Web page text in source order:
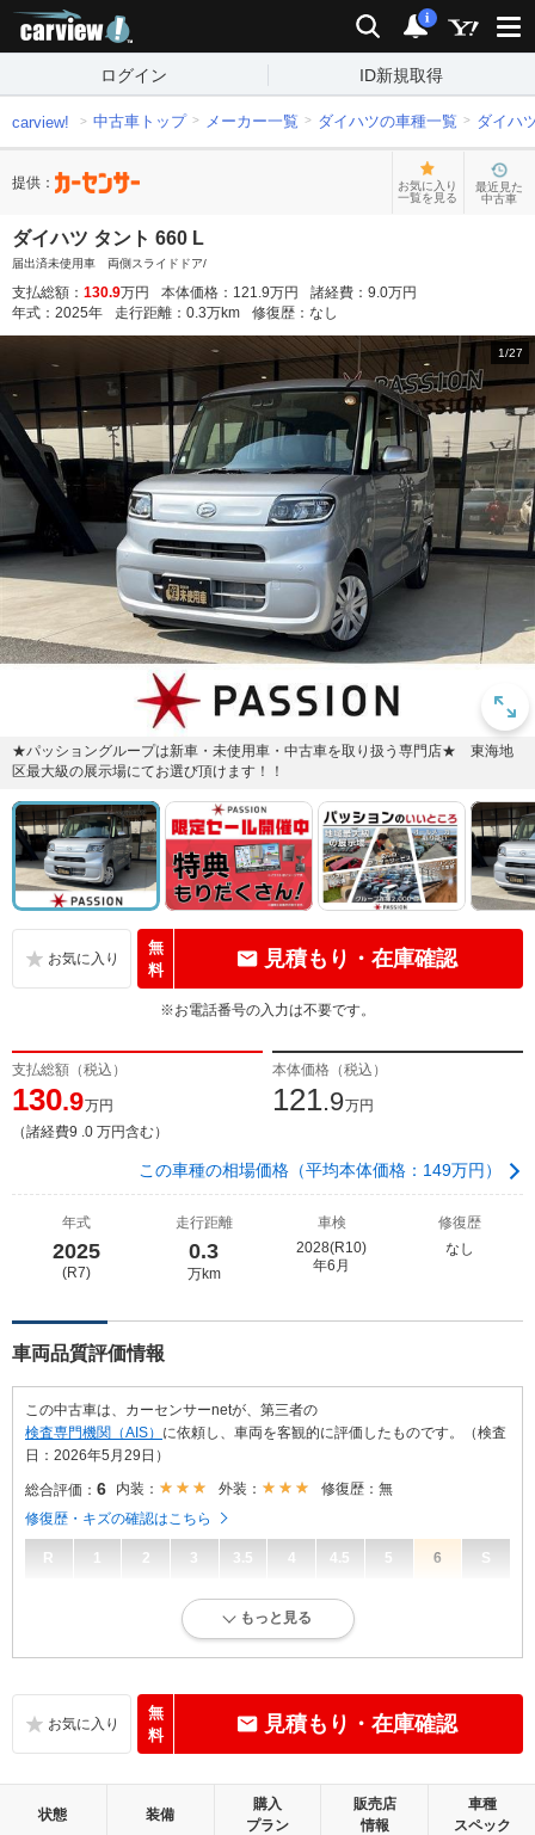
検索 通知
i
ログイン ID新規取得
carview! 中古車トップ メーカー一覧 ダイハツの車種一覧 ダイハ
提供：
お気に入り
一覧を見る
最近見た
中古車
ダイハツ タント 660 L
届出済未使用車 両側スライドドア/
支払総額： 130.9万円 本体価格： 121.9万円 諸経費： 9.0万円
年式： 2025年 走行距離： 0.3万km 修復歴： なし
1/27
★パッショングループは新車・未使用車・中古車を取り扱う専門店★ 東海地
区最大級の展示場にてお選び頂けます！！
無
料
見積もり・在庫確認
※お電話番号の入力は不要です。
支払総額（税込）
130.9万円
（諸経費9 .0 万円含む）
本体価格（税込）
121.9万円
この車種の相場価格（平均本体価格：149万円）
年式
2025
(R7)
走行距離
0.3
万km
車検
2028(R10)
年6月
修復歴
なし
車両品質評価情報
この中古車は、カーセンサーnetが、第三者の
検査専門機関（AIS） に依頼し、車両を客観的に評価したものです。（検査
日：2026年5月29日）
総合評価： 6 内装： 外装：
修復歴：無
修復歴・キズの確認はこちら
R 1 2 3 3.5 4 4.5 5 6 S
新車登録後36ヶ月未満、走行距離3万km以下で、内外装にダメージがほ
無キズ、もしくは傷みや汚れなどがほぼない、とても綺麗な状態です。
外装：
無キズ、もしくはキズやヘコミなどがほぼない、とても綺麗な状態で
もっと見る
無
料
見積もり・在庫確認
状態 装備
購入
プラン
販売店
情報
車種
スペック